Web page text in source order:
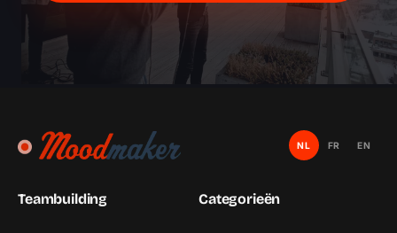
NL FR EN
Teambuilding Categorieën